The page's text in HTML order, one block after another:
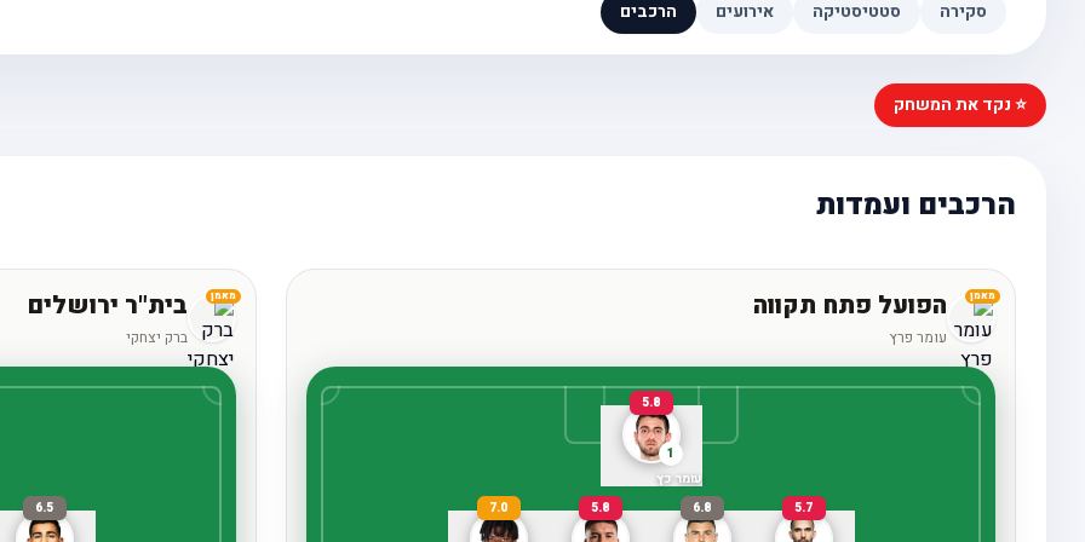
סקירה סטטיסטיקה אירועים הרכבים
⭐ נקד את המשחק
הרכבים ועמדות
מאמן הפועל פתח תקווה
עומר פרץ
1
5.8
עומר כץ
5.7
6.8
5.8
7.0
מאמן בית"ר ירושלים
ברק יצחקי
6.5